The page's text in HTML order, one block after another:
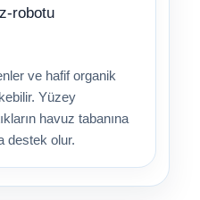
ve hafif organik
Yüzey
havuz tabanına
destek olur.